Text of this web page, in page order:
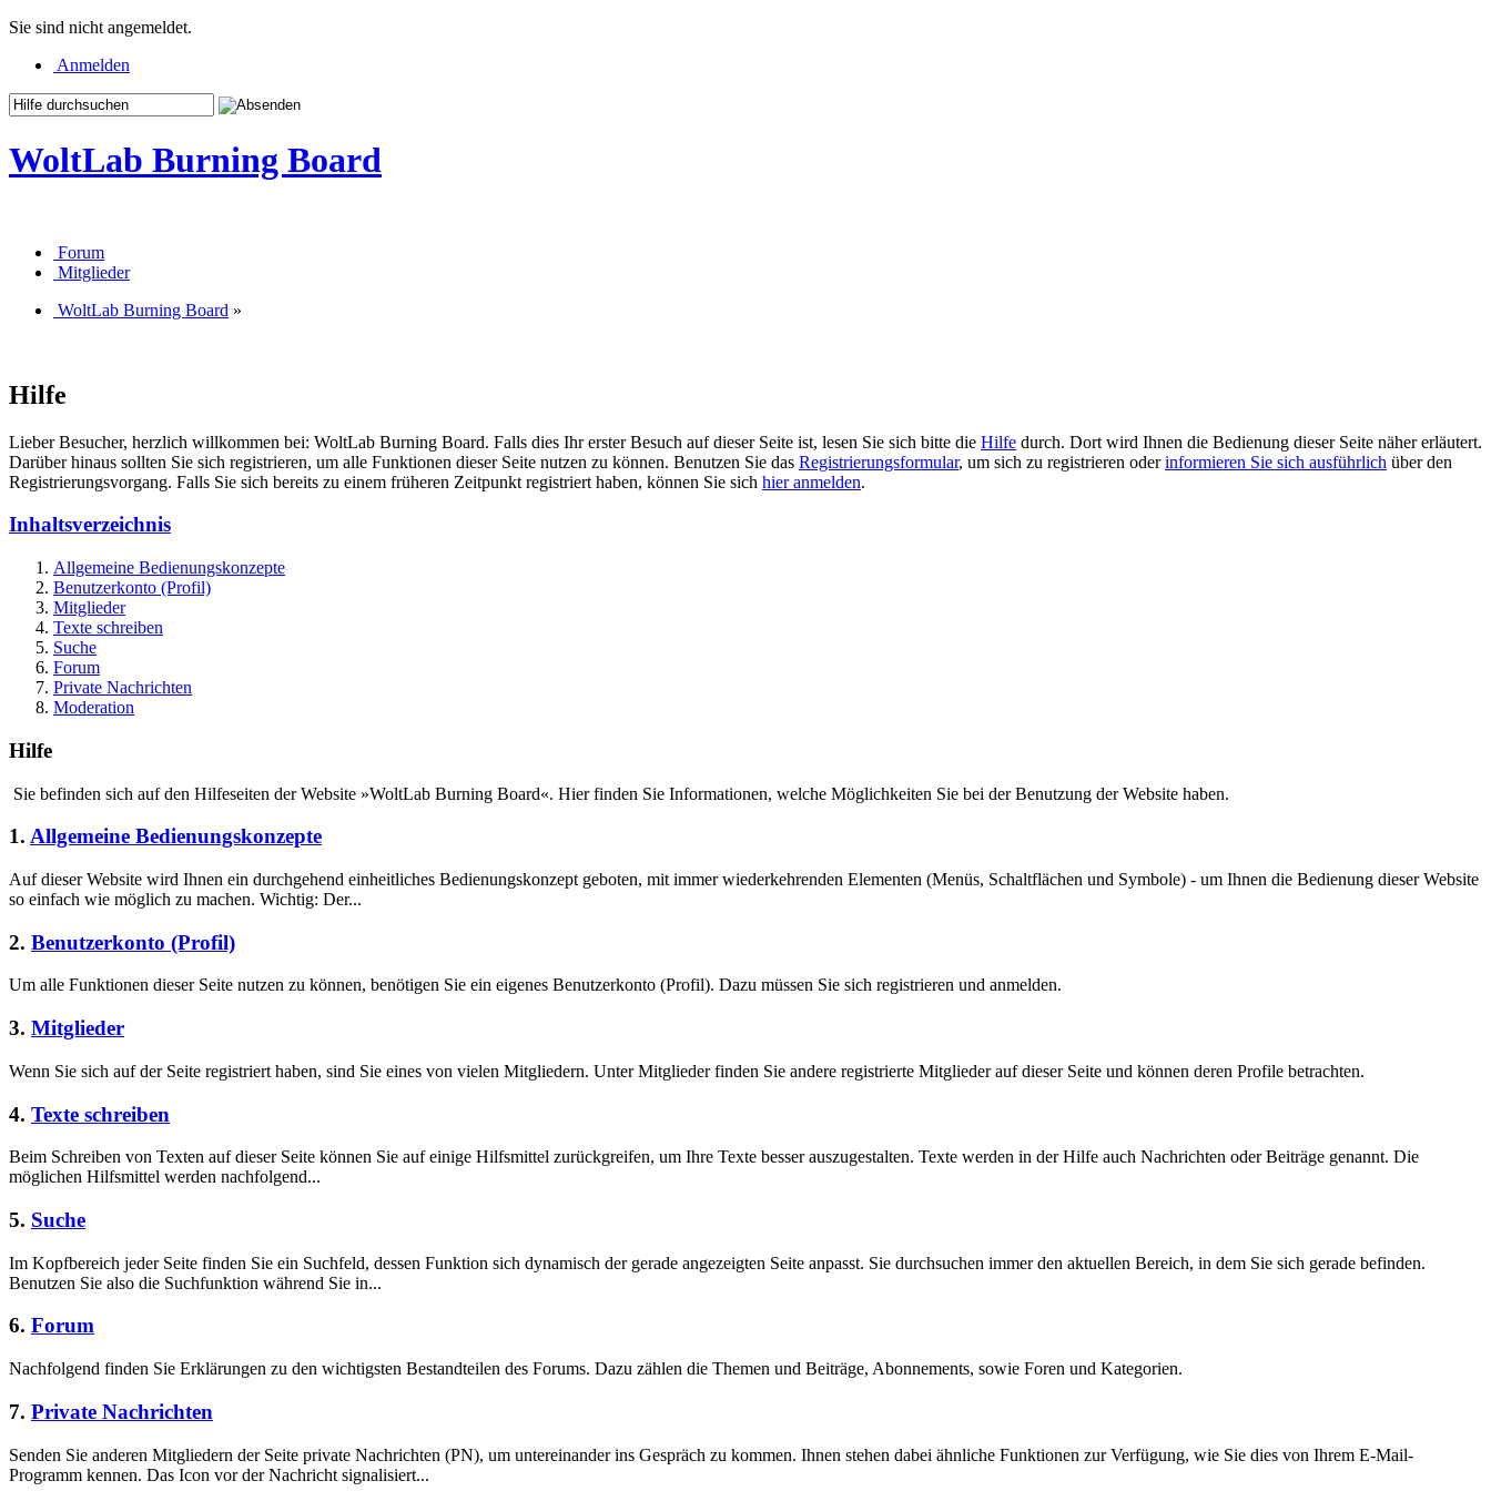
Sie sind nicht angemeldet.
Anmelden
WoltLab Burning Board
Forum
Mitglieder
WoltLab Burning Board »
Hilfe
Lieber Besucher, herzlich willkommen bei: WoltLab Burning Board. Falls dies Ihr erster Besuch auf dieser Seite ist, lesen Sie sich bitte die Hilfe durch. Dort wird Ihnen die Bedienung dieser Seite näher erläutert.
Darüber hinaus sollten Sie sich registrieren, um alle Funktionen dieser Seite nutzen zu können. Benutzen Sie das Registrierungsformular, um sich zu registrieren oderinformieren Sie sich ausführlich über den
Registrierungsvorgang. Falls Sie sich bereits zu einem früheren Zeitpunkt registriert haben, können Sie sich hier anmelden.
Inhaltsverzeichnis
Allgemeine Bedienungskonzepte
Benutzerkonto (Profil)
Mitglieder
Texte schreiben
Suche
Forum
Private Nachrichten
Moderation
Hilfe
Sie befinden sich auf den Hilfeseiten der Website »WoltLab Burning Board«. Hier finden Sie Informationen, welche Möglichkeiten Sie bei der Benutzung der Website haben.
1. Allgemeine Bedienungskonzepte
Auf dieser Website wird Ihnen ein durchgehend einheitliches Bedienungskonzept geboten, mit immer wiederkehrenden Elementen (Menüs, Schaltflächen und Symbole) - um Ihnen die Bedienung dieser Website
so einfach wie möglich zu machen. Wichtig: Der...
2. Benutzerkonto (Profil)
Um alle Funktionen dieser Seite nutzen zu können, benötigen Sie ein eigenes Benutzerkonto (Profil). Dazu müssen Sie sich registrieren und anmelden.
3. Mitglieder
Wenn Sie sich auf der Seite registriert haben, sind Sie eines von vielen Mitgliedern. Unter Mitglieder finden Sie andere registrierte Mitglieder auf dieser Seite und können deren Profile betrachten.
4. Texte schreiben
Beim Schreiben von Texten auf dieser Seite können Sie auf einige Hilfsmittel zurückgreifen, um Ihre Texte besser auszugestalten. Texte werden in der Hilfe auch Nachrichten oder Beiträge genannt. Die
möglichen Hilfsmittel werden nachfolgend...
5. Suche
Im Kopfbereich jeder Seite finden Sie ein Suchfeld, dessen Funktion sich dynamisch der gerade angezeigten Seite anpasst. Sie durchsuchen immer den aktuellen Bereich, in dem Sie sich gerade befinden.
Benutzen Sie also die Suchfunktion während Sie in...
6. Forum
Nachfolgend finden Sie Erklärungen zu den wichtigsten Bestandteilen des Forums. Dazu zählen die Themen und Beiträge, Abonnements, sowie Foren und Kategorien.
7. Private Nachrichten
Senden Sie anderen Mitgliedern der Seite private Nachrichten (PN), um untereinander ins Gespräch zu kommen. Ihnen stehen dabei ähnliche Funktionen zur Verfügung, wie Sie dies von Ihrem E-Mail-
Programm kennen. Das Icon vor der Nachricht signalisiert...